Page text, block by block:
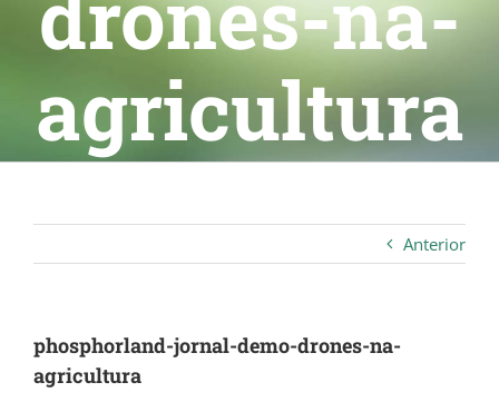
agricultura
Anterior
phosphorland-jornal-demo-drones-na-
agricultura